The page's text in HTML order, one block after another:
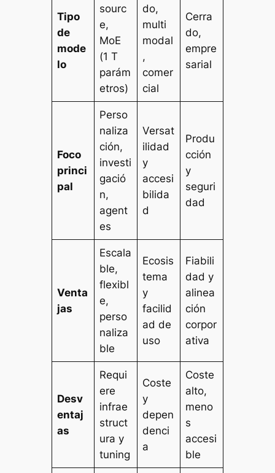
Tipo
de
mode
lo
sourc
e,
MoE
(1 T
parám
etros)
do,
multi
modal
,
comer
cial
Cerra
do,
empre
sarial
Foco
princi
pal
Perso
naliza
ción,
investi
gació
n,
agent
es
Versat
ilidad
y
accesi
bilida
d
Produ
cción
y
seguri
dad
Venta
jas
Escala
ble,
flexibl
e,
perso
naliza
ble
Ecosis
tema
y
facilid
ad de
uso
Fiabili
dad y
alinea
ción
corpor
ativa
Desv
entaj
as
Requi
ere
infrae
struct
ura y
tuning
Coste
y
depen
denci
a
Coste
alto,
meno
s
accesi
ble